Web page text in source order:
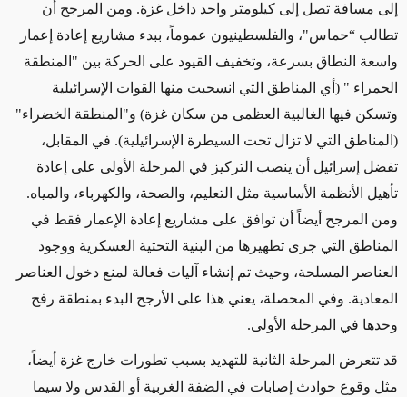
إلى مسافة تصل إلى كيلومتر واحد داخل غزة. ومن المرجح أن
تطالب “حماس"، والفلسطينيون عموماً، ببدء مشاريع إعادة إعمار
واسعة النطاق بسرعة، وتخفيف القيود على الحركة بين " المنطقة
الحمراء " (أي المناطق التي انسحبت منها القوات الإسرائيلية
وتسكن فيها الغالبية العظمى من سكان غزة) و"المنطقة الخضراء"
(المناطق التي لا تزال تحت السيطرة الإسرائيلية). في المقابل،
تفضل إسرائيل أن ينصب التركيز في المرحلة الأولى على إعادة
تأهيل الأنظمة الأساسية مثل التعليم، والصحة، والكهرباء، والمياه.
ومن المرجح أيضاً أن توافق على مشاريع إعادة الإعمار فقط في
المناطق التي جرى تطهيرها من البنية التحتية العسكرية ووجود
العناصر المسلحة، وحيث تم إنشاء آليات فعالة لمنع دخول العناصر
المعادية. وفي المحصلة، يعني هذا على الأرجح البدء بمنطقة رفح
وحدها في المرحلة الأولى.
قد تتعرض المرحلة الثانية للتهديد بسبب تطورات خارج غزة أيضاً،
مثل وقوع حوادث إصابات في الضفة الغربية أو القدس ولا سيما